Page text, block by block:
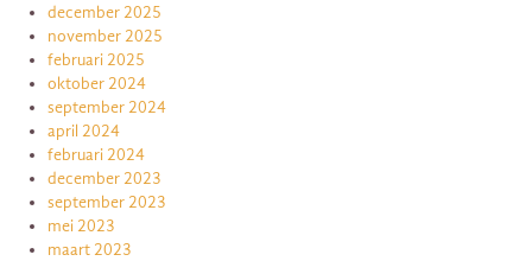
december 2025
november 2025
februari 2025
oktober 2024
september 2024
april 2024
februari 2024
december 2023
september 2023
mei 2023
maart 2023